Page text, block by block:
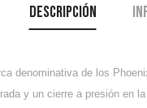
Descripción
denominativa de los
y un cierre a presión en la